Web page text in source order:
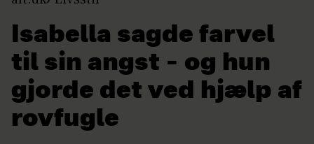
Isabella sagde farvel
til sin angst – og hun
gjorde det ved hjælp af
rovfugle